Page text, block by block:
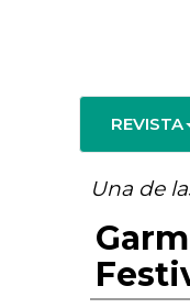
REVISTA
Una de